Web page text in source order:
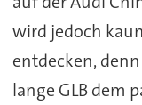
wird jedoch
entdecken,
lange GLB dem